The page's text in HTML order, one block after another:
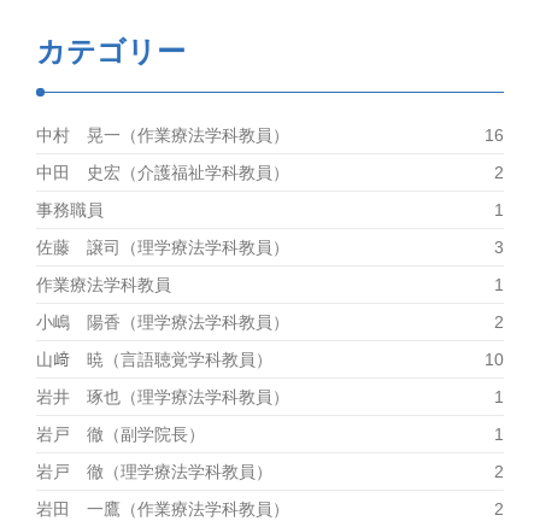
カテゴリー
中村 晃一（作業療法学科教員）
16
中田 史宏（介護福祉学科教員）
2
事務職員
1
佐藤 譲司（理学療法学科教員）
3
作業療法学科教員
1
小嶋 陽香（理学療法学科教員）
2
山﨑 暁（言語聴覚学科教員）
10
岩井 琢也（理学療法学科教員）
1
岩戸 徹（副学院長）
1
岩戸 徹（理学療法学科教員）
2
岩田 一鷹（作業療法学科教員）
2